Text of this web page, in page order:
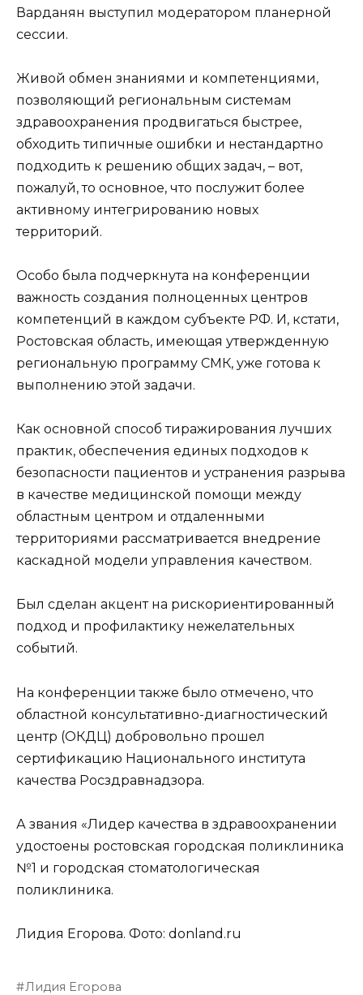
Варданян выступил модератором планерной
сессии.
Живой обмен знаниями и компетенциями,
позволяющий региональным системам
здравоохранения продвигаться быстрее,
обходить типичные ошибки и нестандартно
подходить к решению общих задач, – вот,
пожалуй, то основное, что послужит более
активному интегрированию новых
территорий.
Особо была подчеркнута на конференции
важность создания полноценных центров
компетенций в каждом субъекте РФ. И, кстати,
Ростовская область, имеющая утвержденную
региональную программу СМК, уже готова к
выполнению этой задачи.
Как основной способ тиражирования лучших
практик, обеспечения единых подходов к
безопасности пациентов и устранения разрыва
в качестве медицинской помощи между
областным центром и отдаленными
территориями рассматривается внедрение
каскадной модели управления качеством.
Был сделан акцент на рискориентированный
подход и профилактику нежелательных
событий.
На конференции также было отмечено, что
областной консультативно-диагностический
центр (ОКДЦ) добровольно прошел
сертификацию Национального института
качества Росздравнадзора.
А звания «Лидер качества в здравоохранении
удостоены ростовская городская поликлиника
№1 и городская стоматологическая
поликлиника.
Лидия Егорова. Фото: donland.ru
Лидия Егорова